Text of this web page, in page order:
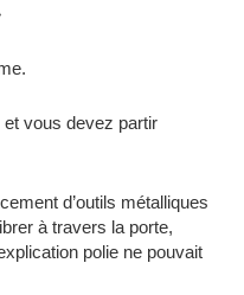
et vous devez partir
d’outils métalliques
à travers la porte,
polie ne pouvait